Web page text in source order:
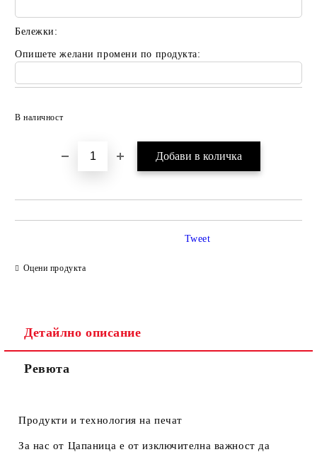
Бележки:
Опишете желани промени по продукта:
В наличност
Оцени продукта
Tweet
Детайлно описание
Ревюта
Продукти и технология на печат
За нас от Цапаница е от изключителна важност да